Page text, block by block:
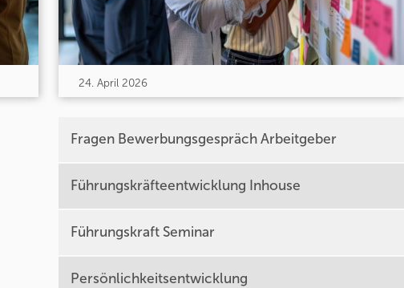
24. April 2026
Fragen Bewerbungsgespräch Arbeitgeber
Führungskräfteentwicklung Inhouse
Führungskraft Seminar
Persönlichkeitsentwicklung